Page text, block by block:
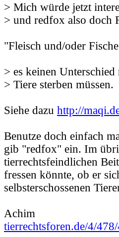
> Mich würde jetzt
> und redfox also doch
"Fleisch und/oder
> es keinen
> Tiere sterben müssen.
Siehe dazu http://
Benutze doch einfach
gib "redfox" ein. Im
tierrechtsfeindlichen
fressen könnte, ob er
selbsterschossenen
Achim
tierrechtsforen.de/4/